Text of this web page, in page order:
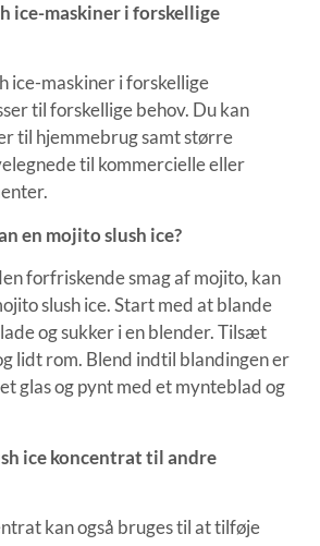
ice-maskiner i forskellige
ice-maskiner i forskellige
til forskellige behov. Du kan
til hjemmebrug samt større
til kommercielle eller
en mojito slush ice?
forfriskende smag af mojito, kan
slush ice. Start med at blande
og sukker i en blender. Tilsæt
lidt rom. Blend indtil blandingen er
glas og pynt med et mynteblad og
ice koncentrat til andre
kan også bruges til at tilføje